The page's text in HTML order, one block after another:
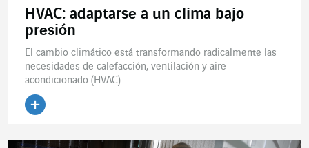
HVAC: adaptarse a un clima bajo
presión
El cambio climático está transformando radicalmente las
necesidades de calefacción, ventilación y aire
acondicionado (HVAC)...